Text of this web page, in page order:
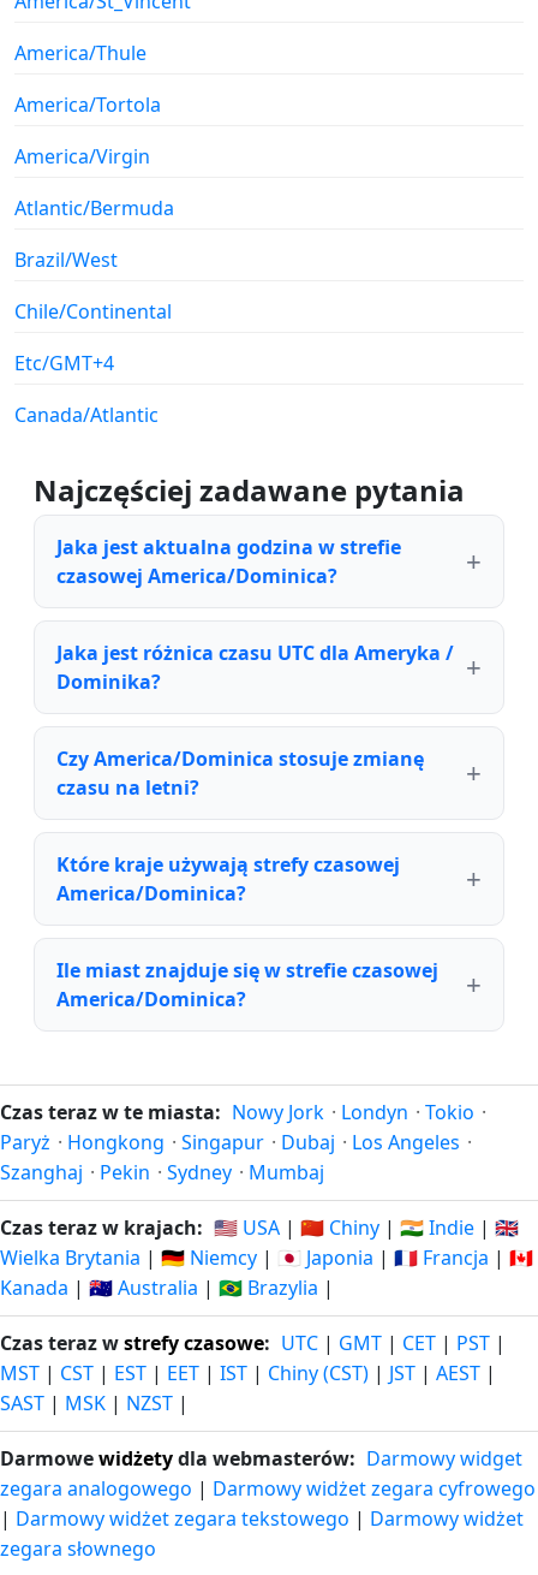
America/Thule
America/Tortola
America/Virgin
Atlantic/Bermuda
Brazil/West
Chile/Continental
Etc/GMT+4
Canada/Atlantic
Najczęściej zadawane pytania
Jaka jest aktualna godzina w strefie
czasowej America/Dominica?
Jaka jest różnica czasu UTC dla Ameryka /
Dominika?
Czy America/Dominica stosuje zmianę
czasu na letni?
Które kraje używają strefy czasowej
America/Dominica?
Ile miast znajduje się w strefie czasowej
America/Dominica?
Czas teraz w te miasta: Nowy Jork · Londyn · Tokio ·
Paryż · Hongkong · Singapur · Dubaj · Los Angeles ·
Szanghaj · Pekin · Sydney · Mumbaj
Czas teraz w krajach: 🇺🇸 USA | 🇨🇳 Chiny | 🇮🇳 Indie | 🇬🇧
Wielka Brytania | 🇩🇪 Niemcy | 🇯🇵 Japonia | 🇫🇷 Francja | 🇨🇦
Kanada | 🇦🇺 Australia | 🇧🇷 Brazylia |
Czas teraz wstrefy czasowe: UTC | GMT | CET | PST |
MST | CST | EST | EET | IST | Chiny (CST) | JST | AEST |
SAST | MSK | NZST |
Darmowewidżetydla webmasterów: Darmowy widget
zegara analogowego | Darmowy widżet zegara cyfrowego
| Darmowy widżet zegara tekstowego | Darmowy widżet
zegara słownego